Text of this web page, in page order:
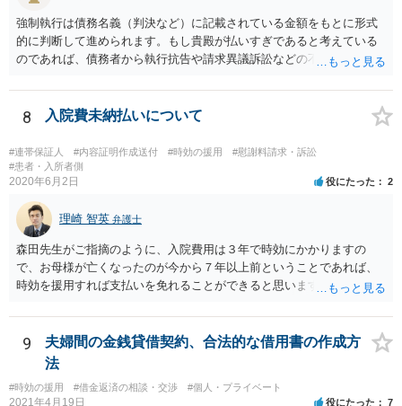
強制執行は債務名義（判決など）に記載されている金額をもとに形式
的に判断して進められます。もし貴殿が払いすぎであると考えている
のであれば、債務者から執行抗告や請求異議訴訟などの不服申立手段
側が動く必要があります。
8 入院費未納払いについて
#連帯保証人 #内容証明作成送付 #時効の援用
#慰謝料請求・訴訟
#患者・入所者側
2020年6月2日 役にたった 2
理崎 智英 弁護士
森田先生がご指摘のように、入院費用は３年で時効にかかりますの
で、お母様が亡くなったのが今から７年以上前ということであれば、
時効を援用すれば支払いを免れることができると思います。 そのた
容証明郵便を送るようにしてください。
9
夫婦間の金銭貸借契約、合法的な借用書の作成方
法
#時効の援用 #借金返済の相談・交渉 #個人・プライベート
2021年4月19日 役にたった 7